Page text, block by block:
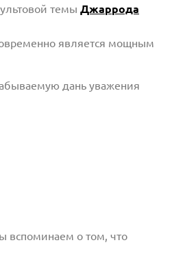
темы Джаррода
является мощным
дань уважения
вспоминаем о том, что